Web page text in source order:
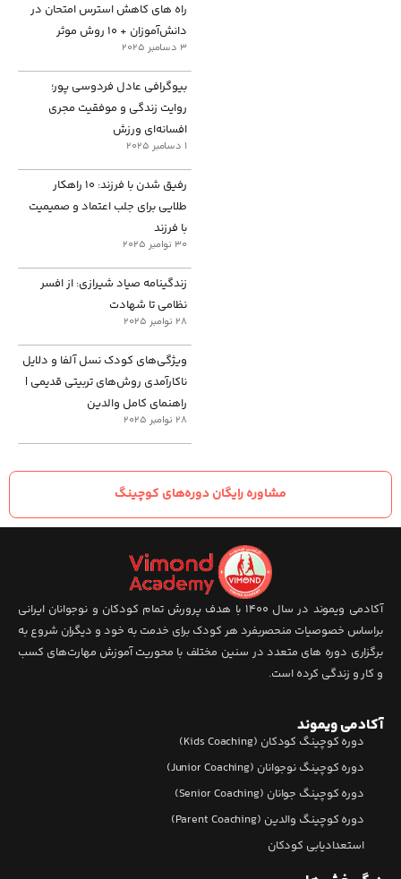
راه های کاهش استرس امتحان در
دانش‌آموزان + ۱۰ روش موثر
3 دسامبر 2025
بیوگرافی عادل فردوسی پور؛
روایت زندگی و موفقیت مجری
افسانه‌ای ورزش
1 دسامبر 2025
رفیق شدن با فرزند: ۱۰ راهکار
طلایی برای جلب اعتماد و صمیمیت
با فرزند
30 نوامبر 2025
زندگینامه صیاد شیرازی: از افسر
نظامی تا شهادت
28 نوامبر 2025
ویژگی‌های کودک نسل آلفا و دلایل
ناکارآمدی روش‌های تربیتی قدیمی |
راهنمای کامل والدین
28 نوامبر 2025
مشاوره رایگان دوره‌های کوچینگ
آکادمی ویموند در سال 1400 با هدف پرورش تمام کودکان و نوجوانان ایرانی
براساس خصوصیات منحصربفرد هر کودک برای خدمت به خود و دیگران شروع به
برگزاری دوره های متعدد در سنین مختلف با محوریت آموزش مهارت‌های کسب
و کار و زندگی کرده است.
آکادمی ویموند
دوره کوچینگ کودکان (Kids Coaching)
دوره کوچینگ نوجوانان (Junior Coaching)
دوره کوچینگ جوانان (Senior Coaching)
دوره کوچینگ والدین (Parent Coaching)
استعدادیابی کودکان